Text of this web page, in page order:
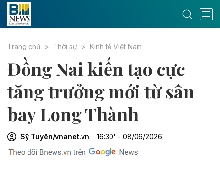
Trang chủ Thời sự Kinh tế Việt Nam
Đồng Nai kiến tạo cực
tăng trưởng mới từ sân
bay Long Thành
Sỹ Tuyên/vnanet.vn 16:30' - 08/06/2026